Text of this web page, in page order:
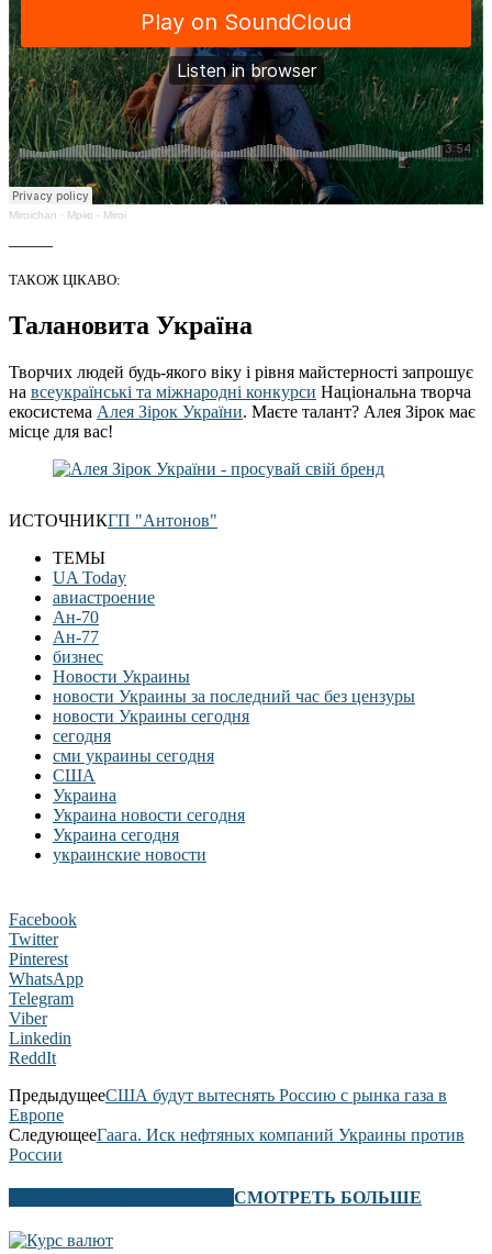
Miroichan · Мрію - Miroi
ТАКОЖ ЦІКАВО:
Талановита Україна
Творчих людей будь-якого віку і рівня майстерності запрошує
на всеукраїнські та міжнародні конкурси Національна творча
екосистема Алея Зірок України. Маєте талант? Алея Зірок має
місце для вас!
ИСТОЧНИКГП "Антонов"
ТЕМЫ
UA Today
авиастроение
Ан-70
Ан-77
бизнес
Новости Украины
новости Украины за последний час без цензуры
новости Украины сегодня
сегодня
сми украины сегодня
США
Украина
Украина новости сегодня
Украина сегодня
украинские новости
Facebook
Twitter
Pinterest
WhatsApp
Telegram
Viber
Linkedin
ReddIt
ПредыдущееСША будут вытеснять Россию с рынка газа в
Европе
СледующееГаага. Иск нефтяных компаний Украины против
России
СМОТРЕТЬ БОЛЬШЕ